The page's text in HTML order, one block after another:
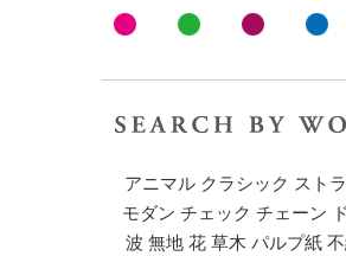
ピンク ピンク パープル
アニマル クラシック スト
モダン チェック チェーン
波 無地 花 草木 パルプ紙